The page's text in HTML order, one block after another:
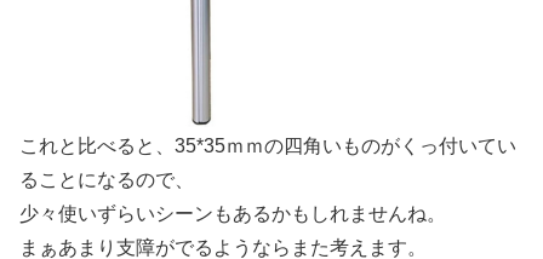
これと比べると、35*35ｍｍの四角いものがくっ付いてい
ることになるので、
少々使いずらいシーンもあるかもしれませんね。
まぁあまり支障がでるようならまた考えます。